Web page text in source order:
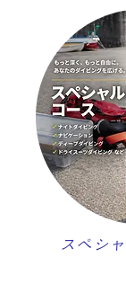
スペシ